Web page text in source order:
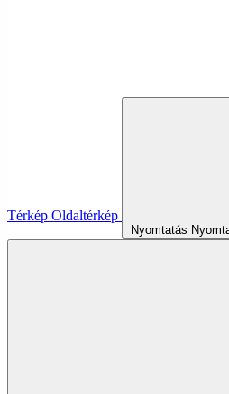
Térkép Oldaltérkép
Nyomtatás